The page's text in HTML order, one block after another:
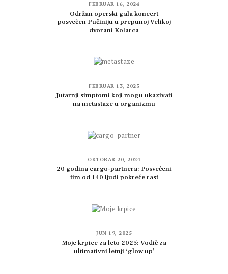
FEBRUAR 16, 2024
Održan operski gala koncert
posvećen Pučiniju u prepunoj Velikoj
dvorani Kolarca
FEBRUAR 13, 2025
Jutarnji simptomi koji mogu ukazivati
na metastaze u organizmu
OKTOBAR 20, 2024
20 godina cargo-partnera: Posvećeni
tim od 140 ljudi pokreće rast
JUN 19, 2025
Moje krpice za leto 2025: Vodič za
ultimativni letnji ‘glow up’